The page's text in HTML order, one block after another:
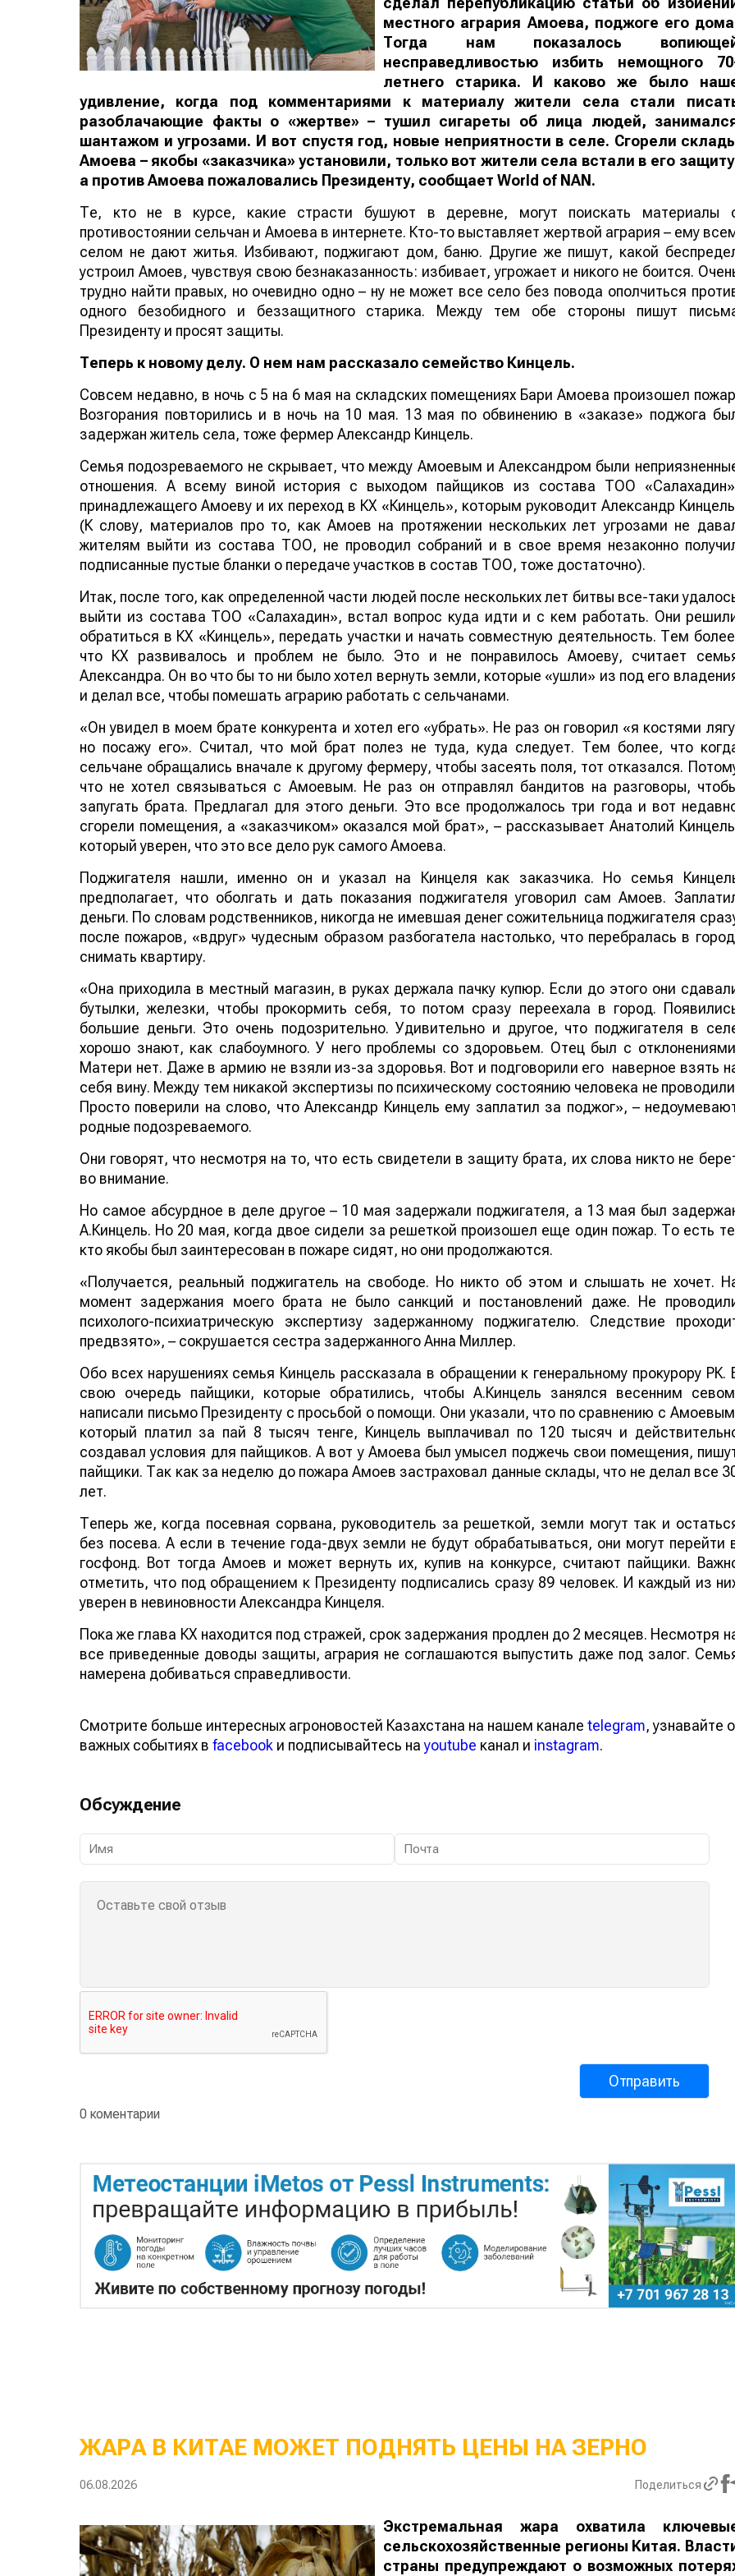
местного агрария Амоева, поджоге его
Тогда нам показалось
несправедливостью избить немощного
летнего старика. И каково же было
удивление, когда под комментариями к материалу жители села стали
разоблачающие факты о «жертве» – тушил сигареты об лица людей,
шантажом и угрозами. И вот спустя год, новые неприятности в селе. Сгорели
Амоева – якобы «заказчика» установили, только вот жители села встали в его
а против Амоева пожаловались Президенту, сообщает World of NAN.
Те, кто не в курсе, какие страсти бушуют в деревне, могут поискать материалы
противостоянии сельчан и Амоева в интернете. Кто-то выставляет жертвой агрария – ему
селом не дают житья. Избивают, поджигают дом, баню. Другие же пишут, какой
устроил Амоев, чувствуя свою безнаказанность: избивает, угрожает и никого не боится.
трудно найти правых, но очевидно одно – ну не может все село без повода ополчиться
одного безобидного и беззащитного старика. Между тем обе стороны пишут
Президенту и просят защиты.
Теперь к новому делу. О нем нам рассказало семейство Кинцель.
Совсем недавно, в ночь с 5 на 6 мая на складских помещениях Бари Амоева произошел
Возгорания повторились и в ночь на 10 мая. 13 мая по обвинению в «заказе» поджога
задержан житель села, тоже фермер Александр Кинцель.
Семья подозреваемого не скрывает, что между Амоевым и Александром были
отношения. А всему виной история с выходом пайщиков из состава ТОО
принадлежащего Амоеву и их переход в КХ «Кинцель», которым руководит Александр
(К слову, материалов про то, как Амоев на протяжении нескольких лет угрозами не
жителям выйти из состава ТОО, не проводил собраний и в свое время незаконно
подписанные пустые бланки о передаче участков в состав ТОО, тоже достаточно).
Итак, после того, как определенной части людей после нескольких лет битвы все-таки
выйти из состава ТОО «Салахадин», встал вопрос куда идти и с кем работать. Они
обратиться в КХ «Кинцель», передать участки и начать совместную деятельность. Тем
что КХ развивалось и проблем не было. Это и не понравилось Амоеву, считает
Александра. Он во что бы то ни было хотел вернуть земли, которые «ушли» из под его
и делал все, чтобы помешать аграрию работать с сельчанами.
«Он увидел в моем брате конкурента и хотел его «убрать». Не раз он говорил «я костями
но посажу его». Считал, что мой брат полез не туда, куда следует. Тем более, что
сельчане обращались вначале к другому фермеру, чтобы засеять поля, тот отказался.
что не хотел связываться с Амоевым. Не раз он отправлял бандитов на разговоры,
запугать брата. Предлагал для этого деньги. Это все продолжалось три года и вот
сгорели помещения, а «заказчиком» оказался мой брат», – рассказывает Анатолий
который уверен, что это все дело рук самого Амоева.
Поджигателя нашли, именно он и указал на Кинцеля как заказчика. Но семья
предполагает, что оболгать и дать показания поджигателя уговорил сам Амоев.
деньги. По словам родственников, никогда не имевшая денег сожительница поджигателя
после пожаров, «вдруг» чудесным образом разбогатела настолько, что перебралась в
снимать квартиру.
«Она приходила в местный магазин, в руках держала пачку купюр. Если до этого они
бутылки, железки, чтобы прокормить себя, то потом сразу переехала в город.
большие деньги. Это очень подозрительно. Удивительно и другое, что поджигателя в
хорошо знают, как слабоумного. У него проблемы со здоровьем. Отец был с
Матери нет. Даже в армию не взяли из-за здоровья. Вот и подговорили его наверное взять
себя вину. Между тем никакой экспертизы по психическому состоянию человека не
Просто поверили на слово, что Александр Кинцель ему заплатил за поджог», –
родные подозреваемого.
Они говорят, что несмотря на то, что есть свидетели в защиту брата, их слова никто не
во внимание.
Но самое абсурдное в деле другое – 10 мая задержали поджигателя, а 13 мая был
А.Кинцель. Но 20 мая, когда двое сидели за решеткой произошел еще один пожар. То есть
кто якобы был заинтересован в пожаре сидят, но они продолжаются.
«Получается, реальный поджигатель на свободе. Но никто об этом и слышать не хочет.
момент задержания моего брата не было санкций и постановлений даже. Не
психолого-психиатрическую экспертизу задержанному поджигателю. Следствие
предвзято», – сокрушается сестра задержанного Анна Миллер.
Обо всех нарушениях семья Кинцель рассказала в обращении к генеральному прокурору РК.
свою очередь пайщики, которые обратились, чтобы А.Кинцель занялся весенним
написали письмо Президенту с просьбой о помощи. Они указали, что по сравнению с
который платил за пай 8 тысяч тенге, Кинцель выплачивал по 120 тысяч и
создавал условия для пайщиков. А вот у Амоева был умысел поджечь свои помещения,
пайщики. Так как за неделю до пожара Амоев застраховал данные склады, что не делал все
лет.
Теперь же, когда посевная сорвана, руководитель за решеткой, земли могут так и
без посева. А если в течение года-двух земли не будут обрабатываться, они могут перейти
госфонд. Вот тогда Амоев и может вернуть их, купив на конкурсе, считают пайщики.
отметить, что под обращением к Президенту подписались сразу 89 человек. И каждый из
уверен в невиновности Александра Кинцеля.
Пока же глава КХ находится под стражей, срок задержания продлен до 2 месяцев. Несмотря
все приведенные доводы защиты, агрария не соглашаются выпустить даже под залог.
намерена добиваться справедливости.
Смотрите больше интересных агроновостей Казахстана на нашем канале telegram, узнавайте о
важных событиях в facebook и подписывайтесь наyoutube канал и instagram.
Обсуждение
0 коментарии
ЖАРА В КИТАЕ МОЖЕТ ПОДНЯТЬ ЦЕНЫ НА ЗЕРНО
06.08.2026 Поделиться
Экстремальная жара охватила
сельскохозяйственные регионы Китая.
страны предупреждают о возможных